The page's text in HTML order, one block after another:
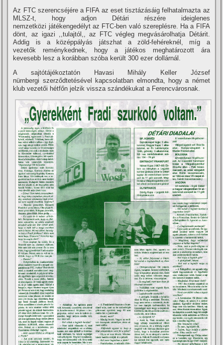
Az FTC szerencséjére a FIFA az eset tisztázásáig felhatalmazta az
MLSZ-t, hogy adjon Détári részére ideiglenes
nemzetközi játékengedélyt az FTC-ben való szereplésre. Ha a FIFA
dönt, az igazi ,,tulajtól,, az FTC végleg megvásárolhatja Détárit.
Addig is a középpályás játszhat a zöld-fehéreknél, mí­g a
vezetők reménykednek, hogy a játékos meghatározott ára
kevesebb lesz a korábban szóba került 300 ezer dollárnál.
A sajtótájékoztatón Havasi Mihály Keller József
nürnbergi szerződtetésével kapcsolatban elmondta, hogy a német
klub vezetői hétfőn jelzik vissza szándékukat a Ferencvárosnak.